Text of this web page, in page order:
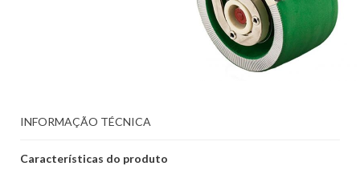
INFORMAÇÃO TÉCNICA
Características do produto